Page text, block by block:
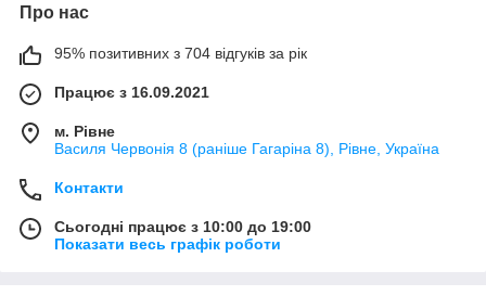
Про нас
95% позитивних з 704 відгуків за рік
Працює з 16.09.2021
м. Рівне
Василя Червонія 8 (раніше Гагаріна 8), Рівне, Україна
Контакти
Сьогодні працює з 10:00 до 19:00
Показати весь графік роботи